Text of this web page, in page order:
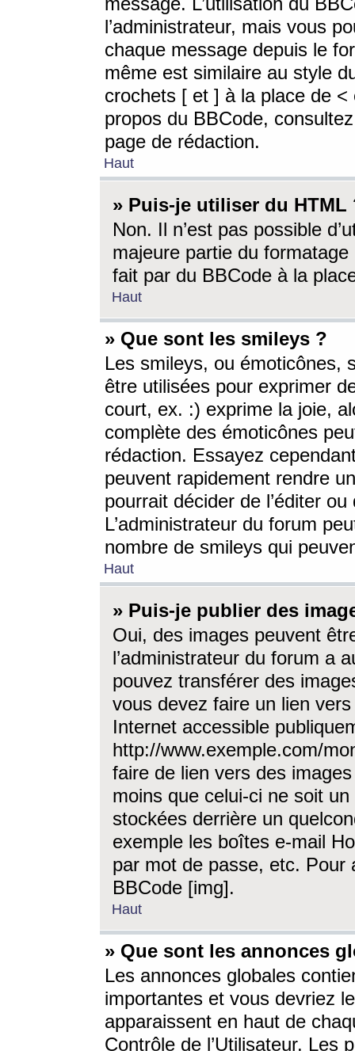
l’administrateur, mais vous
chaque message depuis le
même est similaire au style
crochets [ et ] à la place de <
propos du BBCode,
page de rédaction.
Haut
» Puis-je utiliser du HTML
Non. Il n’est pas possible
majeure partie du
fait par du BBCode à la
Haut
» Que sont les smileys ?
Les smileys, ou émoticônes,
être utilisées pour exprimer
court, ex. :) exprime la joie,
complète des émoticônes
rédaction. Essayez
peuvent rapidement rendre
pourrait décider de l’éditer
L’administrateur du forum
nombre de smileys qui
Haut
» Puis-je publier des
Oui, des images peuvent
l’administrateur du forum a
pouvez transférer des
vous devez faire un lien
Internet accessible
http://www.exemple.com/
faire de lien vers des
moins que celui-ci ne soit
stockées derrière un
exemple les boîtes e-mail
par mot de passe, etc. Pour
BBCode [img].
Haut
» Que sont les annonces
Les annonces globales
importantes et vous devriez
apparaissent en haut de
Contrôle de l’Utilisateur. Les